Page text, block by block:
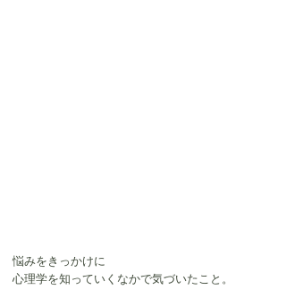
悩みをきっかけに
心理学を知っていくなかで気づいたこと。